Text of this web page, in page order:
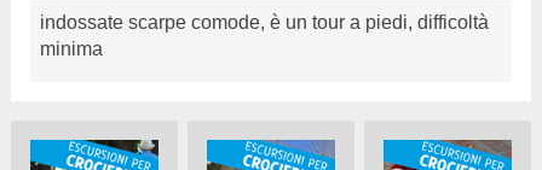
indossate scarpe comode, è un tour a piedi, difficoltà
minima